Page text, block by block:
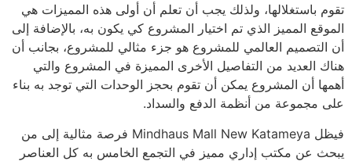
تقوم باستغلالها، ولذلك يجب أن تعلم أن أولى هذه المميزات هي
الموقع المميز الذي تم اختيار المشروع كي يكون به، بالإضافة إلى
أن التصميم العالمي للمشروع هو جزء مثالي للمشروع، بجانب أن
هناك العديد من التفاصيل الأخرى المميزة في المشروع والتي
أهمها أن المشروع يمكن أن تقوم بحجز الوحدات التي توجد به بناء
على مجموعة من أنظمة الدفع والسداد.
فيظل Mindhaus Mall New Katameya فرصة مثالية إلى من
يبحث عن مكتب إداري مميز في التجمع الخامس به كل العناصر